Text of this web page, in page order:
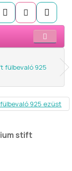
fülbevaló 925
stift